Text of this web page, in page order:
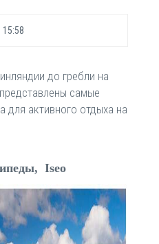
15:58
до гребли на
самые
для активного отдыха на
Iseo